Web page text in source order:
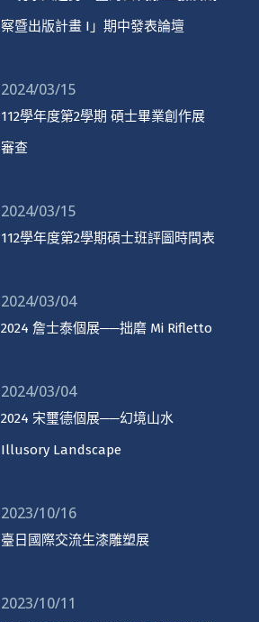
察暨出版計畫 I」期中發表論壇
2024/03/15
112學年度第2學期 碩士畢業創作展
審查
2024/03/15
112學年度第2學期碩士班評圖時間表
2024/03/04
2024 詹士泰個展──拙磨 Mi Rifletto
2024/03/04
2024 宋璽德個展──幻境山水
Illusory Landscape
2023/10/16
臺日國際交流生漆雕塑展
2023/10/11